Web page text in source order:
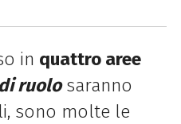
in quattro aree
ruolosaranno
sono molte le